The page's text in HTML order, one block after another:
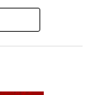
Ieșire (EES);
și a
ul a devenit un
elibereze,